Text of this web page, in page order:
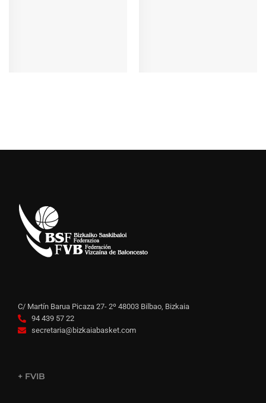
C/ Martín Barua Picaza 27- 2º 48003 Bilbao, Bizkaia
94 439 57 22
secretaria@bizkaiabasket.com
+ FVIB